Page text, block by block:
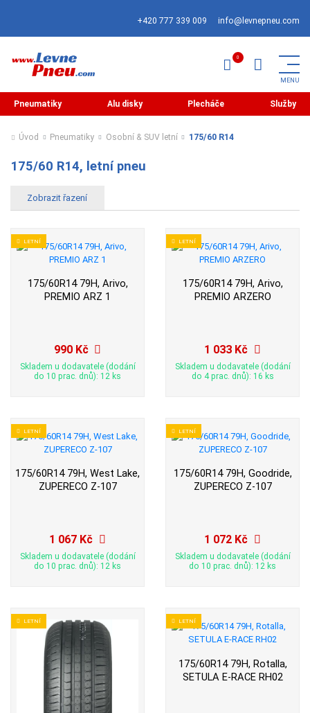
+420 777 339 009 info@levnepneu.com
Pneumatiky Alu disky Plecháče Služby
Úvod Pneumatiky Osobní & SUV letní 175/60 R14
175/60 R14, letní pneu
LETNÍ
175/60R14 79H, Arivo,
PREMIO ARZ 1
990 Kč
Skladem u dodavatele (dodání
do 10 prac. dnů): 12 ks
LETNÍ
175/60R14 79H, Arivo,
PREMIO ARZERO
1 033 Kč
Skladem u dodavatele (dodání
do 4 prac. dnů): 16 ks
LETNÍ
175/60R14 79H, West Lake,
ZUPERECO Z-107
1 067 Kč
Skladem u dodavatele (dodání
do 10 prac. dnů): 12 ks
LETNÍ
175/60R14 79H, Goodride,
ZUPERECO Z-107
1 072 Kč
Skladem u dodavatele (dodání
do 10 prac. dnů): 12 ks
LETNÍ LETNÍ
175/60R14 79H, Rotalla,
SETULA E-RACE RH02